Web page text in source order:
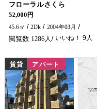
フローラルさくら
1LDKとしても使えますよ～！ 延岡市のアパー
52,000円
45.6㎡
2Dk 2004年03月
1286 9
賃貸 アパート